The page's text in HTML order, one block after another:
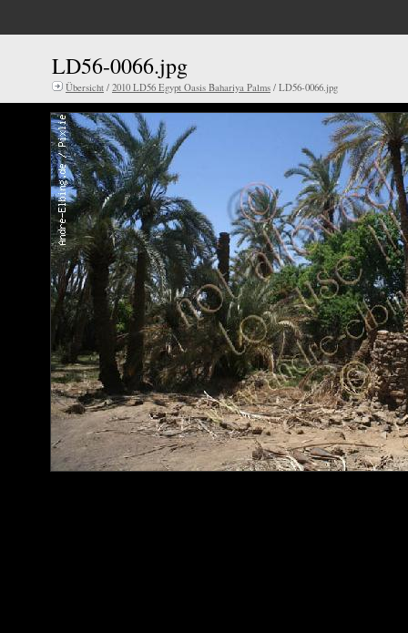
LD56-0066.jpg
Übersicht / 2010 LD56 Egypt Oasis Bahariya Palms / LD56-0066.jpg